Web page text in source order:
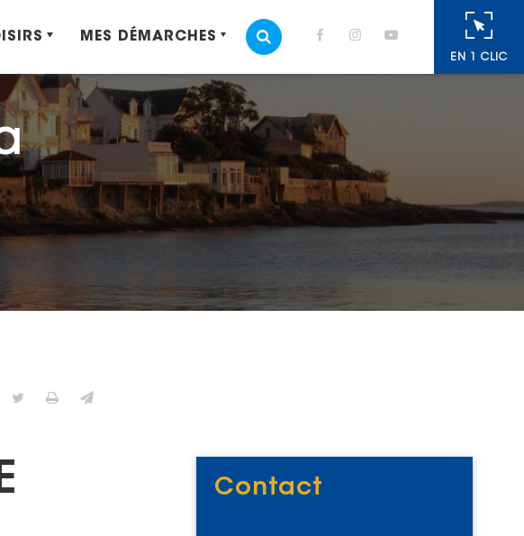
EN 1 CLIC
MOTEUR DE RECHERCHE
MES DÉMARCHES
Partager sur Facebook
Partager sur Twitter
Imprimer
Contact